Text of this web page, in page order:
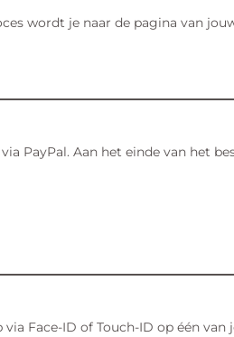
wordt je naar de pagina van
PayPal. Aan het einde van het
Face-ID of Touch-ID op één